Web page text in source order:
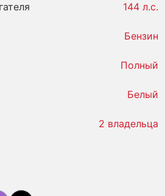
144 л.с.
Бензин
Полный
Белый
2 владельца